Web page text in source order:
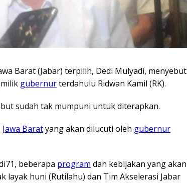
Barat (Jabar) terpilih, Dedi Mulyadi, menyebut
milik gubernurterdahulu Ridwan Kamil (RK).
sudah tak mumpuni untuk diterapkan.
Jawa Baratyang akan dilucuti oleh gubernur
beberapa program dan kebijakan yang akan
huni (Rutilahu) dan Tim Akselerasi Jabar